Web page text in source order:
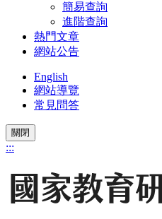
簡易查詢
進階查詢
熱門文章
網站公告
English
網站導覽
常見問答
關閉
:::